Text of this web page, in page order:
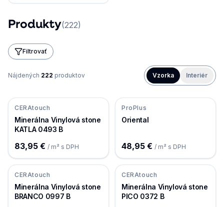
Produkty(222)
Filtrovať
Nájdených 222 produktov Vzorka Interiér
CERAtouch
Minerálna Vinylová stone
KATLA 0493 B
83,95 € / m² s DPH
ProPlus
Oriental
48,95 € / m² s DPH
CERAtouch
Minerálna Vinylová stone
BRANCO 0997 B
CERAtouch
Minerálna Vinylová stone
PICO 0372 B